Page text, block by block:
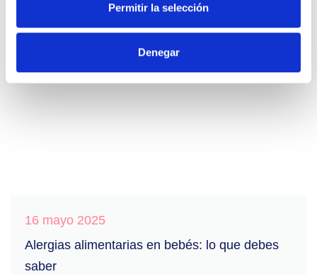
Permitir la selección
Denegar
16 mayo 2025
Alergias alimentarias en bebés: lo que debes
saber